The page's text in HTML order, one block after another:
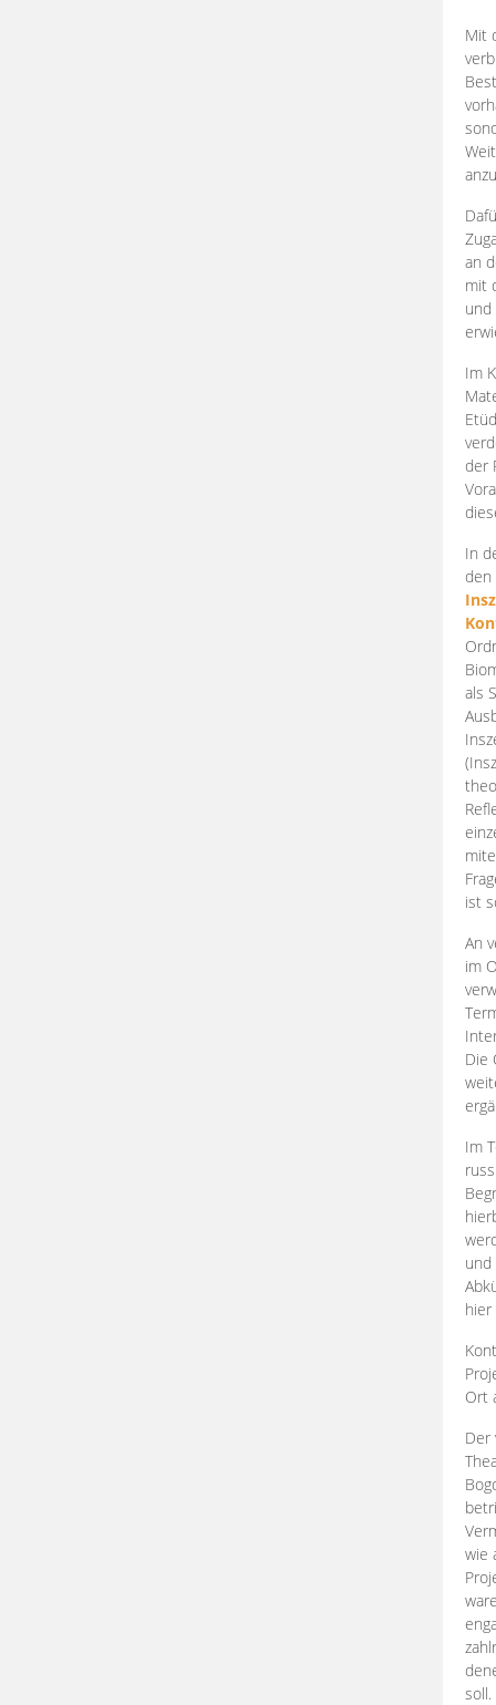
Mit
an
mit
und
Im
der
In
den
als
ist
An
im
Die
Im
und
Ort
Der
wie
zahlr
soll.